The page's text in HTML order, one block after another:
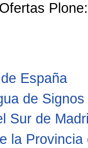
Plone:
España
de
Sur de
la Provincia